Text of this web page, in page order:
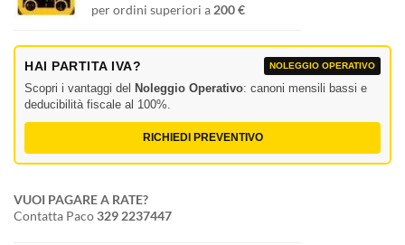
per ordini superiori a 200 €
HAI PARTITA IVA? NOLEGGIO OPERATIVO
Scopri i vantaggi del Noleggio Operativo: canoni mensili bassi e
deducibilità fiscale al 100%.
RICHIEDI PREVENTIVO
VUOI PAGARE A RATE?
Contatta Paco329 2237447